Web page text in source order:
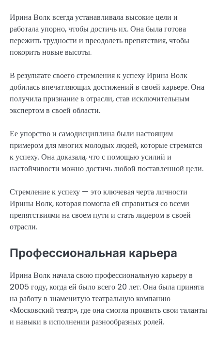
Ирина Волк всегда устанавливала высокие цели и
работала упорно, чтобы достичь их. Она была готова
пережить трудности и преодолеть препятствия, чтобы
покорить новые высоты.
В результате своего стремления к успеху Ирина Волк
добилась впечатляющих достижений в своей карьере. Она
получила признание в отрасли, став исключительным
экспертом в своей области.
Ее упорство и самодисциплина были настоящим
примером для многих молодых людей, которые стремятся
к успеху. Она доказала, что с помощью усилий и
настойчивости можно достичь любой поставленной цели.
Стремление к успеху — это ключевая черта личности
Ирины Волк, которая помогла ей справиться со всеми
препятствиями на своем пути и стать лидером в своей
отрасли.
Профессиональная карьера
Ирина Волк начала свою профессиональную карьеру в
2005 году, когда ей было всего 20 лет. Она была принята
на работу в знаменитую театральную компанию
«Московский театр», где она смогла проявить свои таланты
и навыки в исполнении разнообразных ролей.